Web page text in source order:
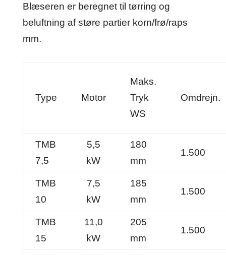
Blæseren er beregnet til tørring og
beluftning af støre partier korn/frø/raps
mm.
Type Motor
Maks.
Tryk
WS
Omdrejn.
TMB
7,5
5,5
kW
180
mm
1.500
TMB
10
7,5
kW
185
mm
1.500
TMB
15
11,0
kW
205
mm
1.500